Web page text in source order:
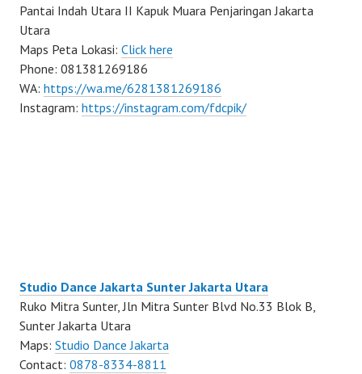
Pantai Indah Utara II Kapuk Muara Penjaringan Jakarta
Utara
Maps Peta Lokasi: Click here
Phone: 081381269186
WA: https://wa.me/6281381269186
Instagram: https://instagram.com/fdcpik/
Studio Dance Jakarta Sunter Jakarta Utara
Ruko Mitra Sunter, Jln Mitra Sunter Blvd No.33 Blok B,
Sunter Jakarta Utara
Maps: Studio Dance Jakarta
Contact: 0878-8334-8811